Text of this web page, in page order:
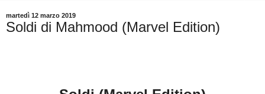
martedì 12 marzo 2019
Soldi di Mahmood (Marvel Edition)